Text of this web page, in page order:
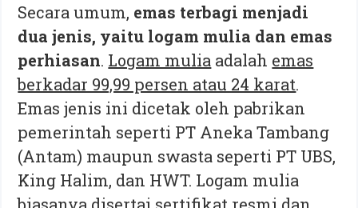
Secara umum, emas terbagi menjadi
dua jenis, yaitu logam mulia dan emas
perhiasan. Logam mulia adalah emas
berkadar 99,99 persen atau 24 karat.
Emas jenis ini dicetak oleh pabrikan
pemerintah seperti PT Aneka Tambang
(Antam) maupun swasta seperti PT UBS,
King Halim, dan HWT. Logam mulia